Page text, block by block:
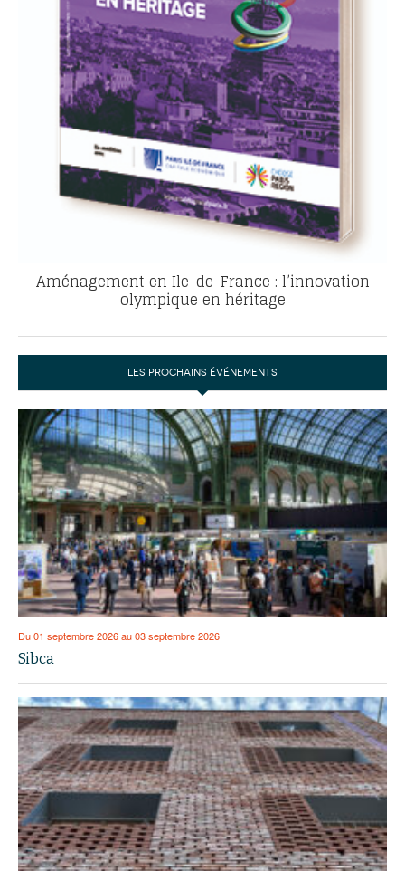
Aménagement en Ile-de-France : l’innovation
olympique en héritage
LES PROCHAINS ÉVÉNEMENTS
Du 01 septembre 2026 au 03 septembre 2026
Sibca